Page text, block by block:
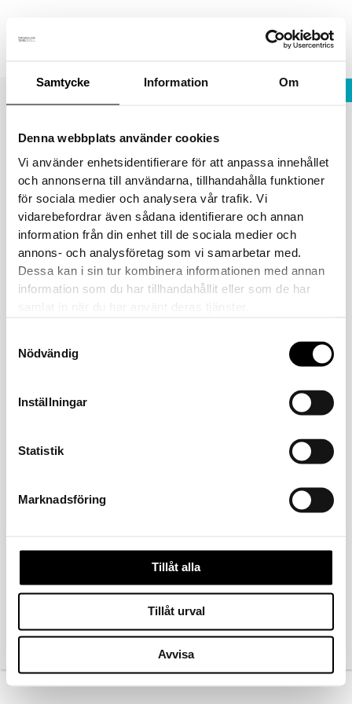
Samtycke Information Om
Denna webbplats använder cookies
Vi använder enhetsidentifierare för att anpassa innehållet
och annonserna till användarna, tillhandahålla funktioner
för sociala medier och analysera vår trafik. Vi
vidarebefordrar även sådana identifierare och annan
information från din enhet till de sociala medier och
annons- och analysföretag som vi samarbetar med.
Dessa kan i sin tur kombinera informationen med annan
information som du har tillhandahållit eller som de har
Nödvändig
Inställningar
Statistik
Marknadsföring
Tillåt alla
Tillåt urval
Avvisa
innehåll
fullsizeoutput_38b
Av Eva/30 januari, 2018
FÖREGÅENDE
Kontakta oss
Köpvillkor
Ångra köp
Välkommen besöka oss på
Noliamässan i Piteå